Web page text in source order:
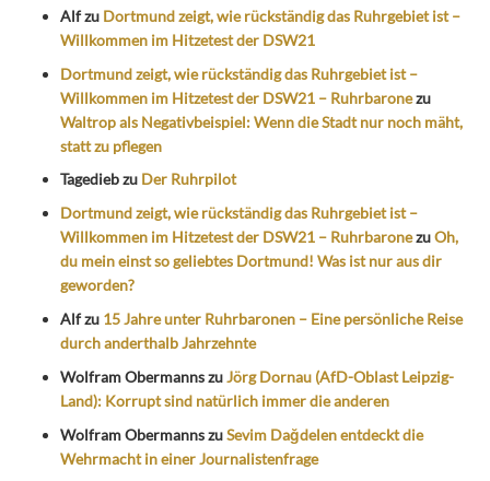
Alfzu Dortmund zeigt, wie rückständig das Ruhrgebiet ist –
Willkommen im Hitzetest der DSW21
Dortmund zeigt, wie rückständig das Ruhrgebiet ist –
Willkommen im Hitzetest der DSW21 – Ruhrbaronezu
Waltrop als Negativbeispiel: Wenn die Stadt nur noch mäht,
statt zu pflegen
Tagediebzu Der Ruhrpilot
Dortmund zeigt, wie rückständig das Ruhrgebiet ist –
Willkommen im Hitzetest der DSW21 – RuhrbaronezuOh,
du mein einst so geliebtes Dortmund! Was ist nur aus dir
geworden?
Alfzu 15 Jahre unter Ruhrbaronen – Eine persönliche Reise
durch anderthalb Jahrzehnte
Wolfram ObermannszuJörg Dornau (AfD-Oblast Leipzig-
Land): Korrupt sind natürlich immer die anderen
Wolfram ObermannszuSevim Dağdelen entdeckt die
Wehrmacht in einer Journalistenfrage